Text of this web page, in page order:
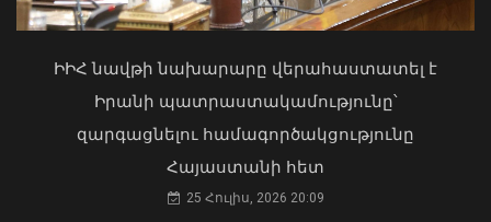
ախտորոշմամբ ԲԿ է տեղափոխվել
ԻԻՀ նավթի նախարարը վերահաստատել է
Իրանի պատրաստակամությունը՝
զարգացնելու համագործակցությունը
Հայաստանի հետ
25 Հուլիս, 2026 20:09